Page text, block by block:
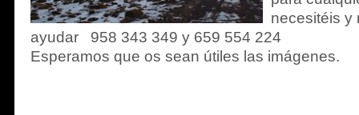
necesitéis y
ayudar 958 343 349 y 659 554 224
Esperamos que os sean útiles las imágenes.